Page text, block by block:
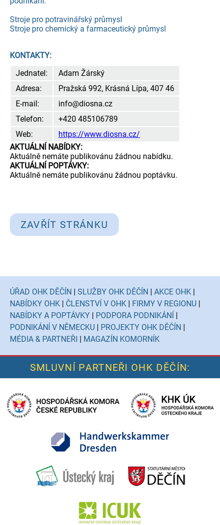
Stroje pro potravinářský průmysl
Stroje pro chemický a farmaceutický průmysl
KONTAKTY:
Jednatel:
Adam Žárský
Adresa:
Pražská 992, Krásná Lípa, 407 46
E-mail:
info@diosna.cz
Telefon:
+420 485106789
Web:
https://www.diosna.cz/
AKTUÁLNÍ NABÍDKY:
Aktuálně nemáte publikovánu žádnou nabídku.
AKTUÁLNÍ POPTÁVKY:
Aktuálně nemáte publikovánu žádnou poptávku.
ZAVŘÍT STRÁNKU
ÚŘAD OHK DĚČÍN | SLUŽBY OHK DĚČÍN | AKCE OHK |
NABÍDKY OHK | ČLENSTVÍ V OHK | FIRMY V REGIONU |
NABÍDKY A POPTÁVKY | PODPORA PODNIKÁNÍ |
PODNIKÁNÍ V NĚMECKU | PROJEKTY OHK DĚČÍN |
MÉDIA & PARTNEŘI | MAGAZÍN KOMORNÍK
SMLUVNÍ PARTNEŘI OHK DĚČÍN: